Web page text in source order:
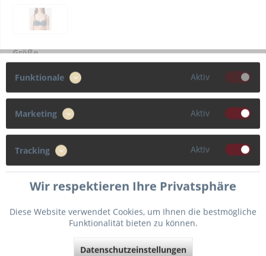
Größe
70 85
90
Cup
B C D E
In den Warenkorb
Funktionale Aktiv
Marketing Aktiv
Tracking Aktiv
Wir respektieren Ihre Privatsphäre
Diese Website verwendet Cookies, um Ihnen die bestmögliche
Funktionalität bieten zu können.
Datenschutzeinstellungen